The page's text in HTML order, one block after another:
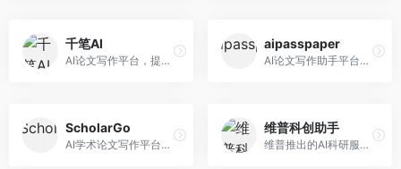
千笔AI
AI论文写作平台，提供无限改稿服务。面向高校学生和学术研究者，支持论文选题、大纲生成、内容撰写、查重修改等全流程服务，改稿次数不限，服务质量有保障。
aipasspaper
AI论文写作助手平台，提供智能化的学术写作支持。面向大学生和研究人员，支持多种学科论文生成，提供参考文献管理和格式规范服务，写作效率高。
ScholarGo
AI学术论文写作平台，专注于理工科领域的逻辑构建。面向理工科研究生和科研工作者，提供公式编辑、数据分析、论文结构优化等服务，理工科写作逻辑严谨。
维普科创助手
维普推出的AI科研服务平台，整合学术资源与智能写作。面向科研人员和高校师生，提供文献检索、论文写作、查重检测等一站式服务，学术资源权威可靠。